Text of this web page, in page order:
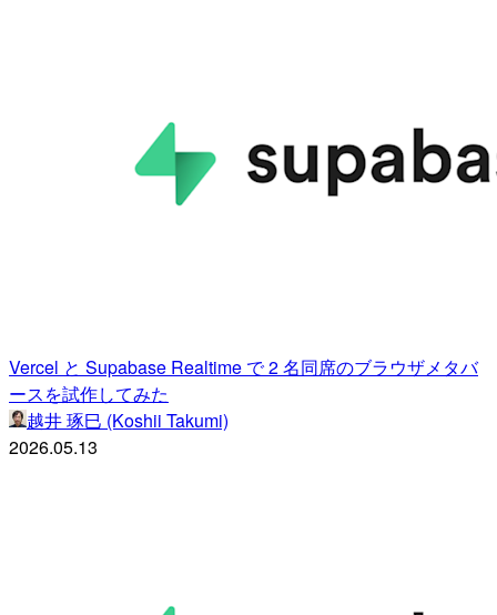
Vercel と Supabase Realtime で 2 名同席のブラウザメタバ
ースを試作してみた
越井 琢巳 (Koshii Takumi)
2026.05.13